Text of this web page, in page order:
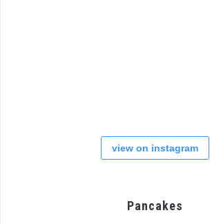
view on instagram
Pancakes